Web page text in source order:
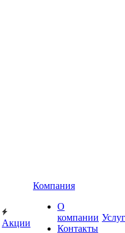
Акции
Компания
О
компании
Контакты